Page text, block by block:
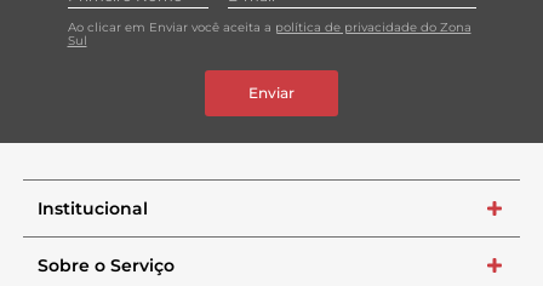
Ao clicar em Enviar você aceita a política de privacidade do Zona
Sul
Enviar
Institucional +
Sobre o Serviço +